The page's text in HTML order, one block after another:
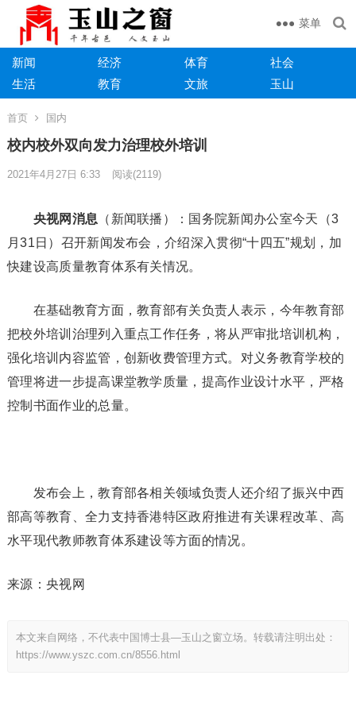
菜单
新闻 经济 体育
社会
生活
教育 文旅 玉山
首页 国内
校内校外双向发力治理校外培训
2021年4月27日 6:33 阅读(2119)
央视网消息 （新闻联播）：国务院新闻办公室今天（3
月31日）召开新闻发布会，介绍深入贯彻“十四五”规划，加
快建设高质量教育体系有关情况。
在基础教育方面，教育部有关负责人表示，今年教育部
把校外培训治理列入重点工作任务，将从严审批培训机构，
强化培训内容监管，创新收费管理方式。对义务教育学校的
管理将进一步提高课堂教学质量，提高作业设计水平，严格
控制书面作业的总量。
发布会上，教育部各相关领域负责人还介绍了振兴中西
部高等教育、全力支持香港特区政府推进有关课程改革、高
水平现代教师教育体系建设等方面的情况。
来源：央视网
本文来自网络，不代表中国博士县—玉山之窗立场。转载请注明出处：
https://www.yszc.com.cn/8556.html